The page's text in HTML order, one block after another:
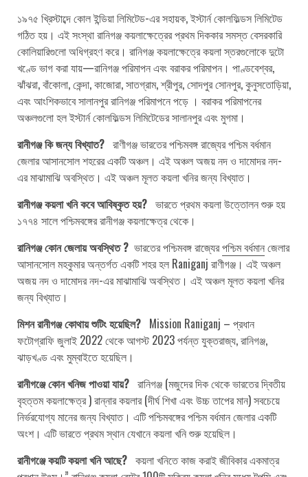
১৯৭৫ খ্রিস্টাব্দে কোল ইন্ডিয়া লিমিটেড-এর সহায়ক, ইস্টার্ন কোলফিল্ডস লিমিটেড
গঠিত হয়। এই সংস্থা রানিগঞ্জ কয়লাক্ষেত্রের প্রথম দিককার সমস্ত বেসরকারি
কোলিয়ারিগুলো অধিগ্রহণ করে। রানিগঞ্জ কয়লাক্ষেত্রে কয়লা স্তরগুলোকে দুটো
খণ্ডে ভাগ করা যায়—রানিগঞ্জ পরিমাপন এবং বরাকর পরিমাপন। পাণ্ডবেশ্বর,
ঝাঁঝরা, বাঁকোলা, কেন্দা, কাজোরা, সাতগ্রাম, শ্রীপুর, সোদপুর সোনপুর, কুনুসতোড়িয়া,
এবং আংশিকভাবে সালানপুর রানিগঞ্জ পরিমাপনে পড়ে । বরাকর পরিমাপনের
অঞ্চলগুলো হল ইস্টার্ন কোলফিল্ডস লিমিটেডের সালানপুর এবং মুগমা।
রানীগঞ্জ কি জন্য বিখ্যাত? রাণীগঞ্জ ভারতের পশ্চিমবঙ্গ রাজ্যের পশ্চিম বর্ধমান
জেলার আসানসোল শহরের একটি অঞ্চল। এই অঞ্চল অজয় নদ ও দামোদর নদ-
এর মাঝামাঝি অবস্থিত। এই অঞ্চল মূলত কয়লা খনির জন্য বিখ্যাত।
রানীগঞ্জ কয়লা খনি কবে আবিষ্কৃত হয়? ভারতে প্রথম কয়লা উত্তোলন শুরু হয়
১৭৭৪ সালে পশ্চিমবঙ্গের রানীগঞ্জ কয়লাক্ষেত্র থেকে।
রানিগঞ্জ কোন জেলায় অবস্থিত ? ভারতের পশ্চিমবঙ্গ রাজ্যেরপশ্চিম বর্ধমানজেলার
আসানসোল মহকুমার অন্তর্গত একটি শহর হল Raniganj রাণীগঞ্জ। এই অঞ্চল
অজয় নদ ও দামোদর নদ-এর মাঝামাঝি অবস্থিত। এই অঞ্চল মূলত কয়লা খনির
জন্য বিখ্যাত।
মিশন রানীগঞ্জ কোথায় শুটিং হয়েছিল? Mission Raniganj – প্রধান
ফটোগ্রাফি জুলাই 2022 থেকে আগস্ট 2023 পর্যন্ত যুক্তরাজ্য, রানিগঞ্জ,
ঝাড়খণ্ড এবং মুম্বাইতে হয়েছিল।
রানীগঞ্জে কোন খনিজ পাওয়া যায়? রানিগঞ্জ (মজুদের দিক থেকে ভারতের দ্বিতীয়
বৃহত্তম কয়লাক্ষেত্র ) রান্নার কয়লার (দীর্ঘ শিখা এবং উচ্চ তাপের মান) সবচেয়ে
নির্ভরযোগ্য মানের জন্য বিখ্যাত। এটি পশ্চিমবঙ্গের পশ্চিম বর্ধমান জেলার একটি
অংশ। এটি ভারতে প্রথম স্থান যেখানে কয়লা খনি শুরু হয়েছিল।
রানীগঞ্জে কয়টি কয়লা খনি আছে? কয়লা খনিতে কাজ করাই জীবিকার একমাত্র